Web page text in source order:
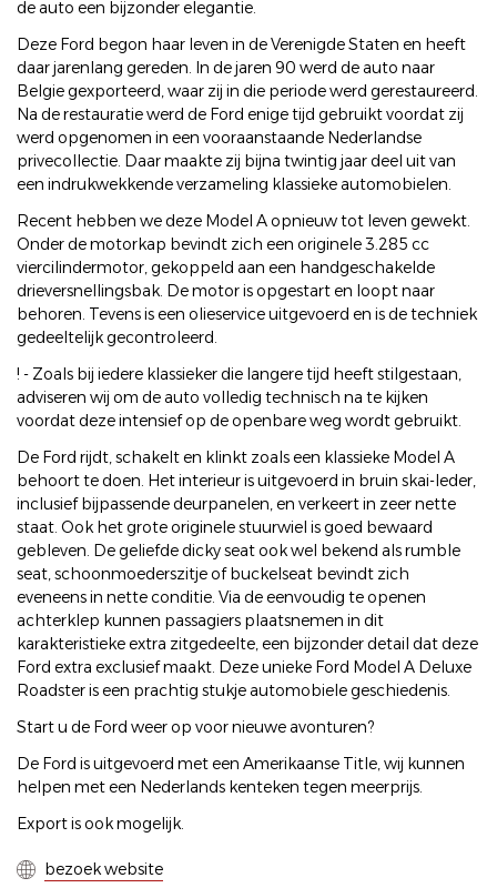
de auto een bijzonder elegantie.
Deze Ford begon haar leven in de Verenigde Staten en heeft
daar jarenlang gereden. In de jaren 90 werd de auto naar
Belgie gexporteerd, waar zij in die periode werd gerestaureerd.
Na de restauratie werd de Ford enige tijd gebruikt voordat zij
werd opgenomen in een vooraanstaande Nederlandse
privecollectie. Daar maakte zij bijna twintig jaar deel uit van
een indrukwekkende verzameling klassieke automobielen.
Recent hebben we deze Model A opnieuw tot leven gewekt.
Onder de motorkap bevindt zich een originele 3.285 cc
viercilindermotor, gekoppeld aan een handgeschakelde
drieversnellingsbak. De motor is opgestart en loopt naar
behoren. Tevens is een olieservice uitgevoerd en is de techniek
gedeeltelijk gecontroleerd.
! - Zoals bij iedere klassieker die langere tijd heeft stilgestaan,
adviseren wij om de auto volledig technisch na te kijken
voordat deze intensief op de openbare weg wordt gebruikt.
De Ford rijdt, schakelt en klinkt zoals een klassieke Model A
behoort te doen. Het interieur is uitgevoerd in bruin skai-leder,
inclusief bijpassende deurpanelen, en verkeert in zeer nette
staat. Ook het grote originele stuurwiel is goed bewaard
gebleven. De geliefde dicky seat ook wel bekend als rumble
seat, schoonmoederszitje of buckelseat bevindt zich
eveneens in nette conditie. Via de eenvoudig te openen
achterklep kunnen passagiers plaatsnemen in dit
karakteristieke extra zitgedeelte, een bijzonder detail dat deze
Ford extra exclusief maakt. Deze unieke Ford Model A Deluxe
Roadster is een prachtig stukje automobiele geschiedenis.
Start u de Ford weer op voor nieuwe avonturen?
De Ford is uitgevoerd met een Amerikaanse Title, wij kunnen
helpen met een Nederlands kenteken tegen meerprijs.
Export is ook mogelijk.
bezoek website